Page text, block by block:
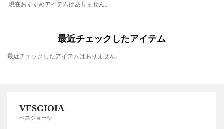
現在おすすめアイテムはありません。
最近チェックしたアイテム
最近チェックしたアイテムはありません。
VESGIOIA
ベスジョーヤ